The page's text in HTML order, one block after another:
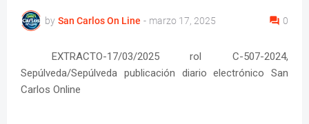
by San Carlos On Line - marzo 17, 2025 0
EXTRACTO-17/03/2025 rol C-507-2024,
Sepúlveda/Sepúlveda publicación diario electrónico San
Carlos Online